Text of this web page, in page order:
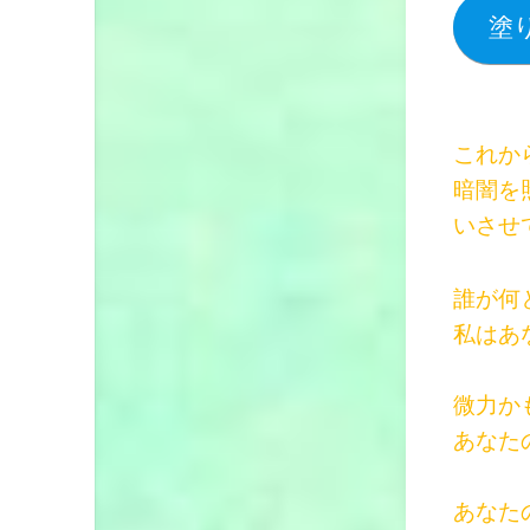
塗
これか
暗闇を
いさせ
誰が何
私はあ
微力か
あなた
あなた